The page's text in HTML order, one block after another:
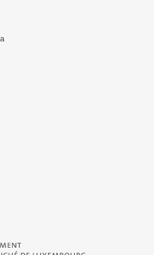
Duché de Luxembourg - Service